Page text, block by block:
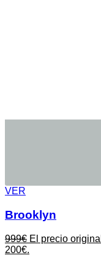
VER
Brooklyn
999€ El precio
200€.